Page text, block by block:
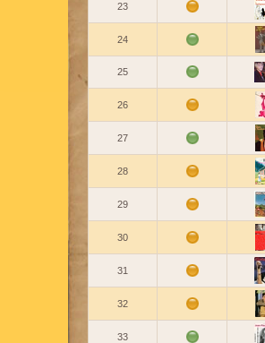
23
24
25
26
27
28
29
30
31
32
33